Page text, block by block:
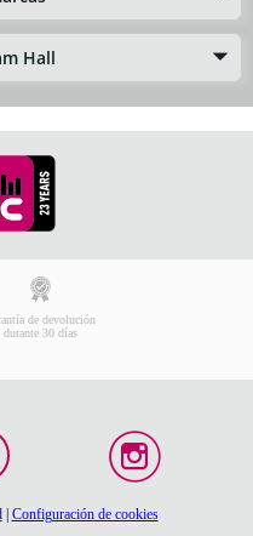
Hall
de devolución
durante 30 días
| Configuración de cookies